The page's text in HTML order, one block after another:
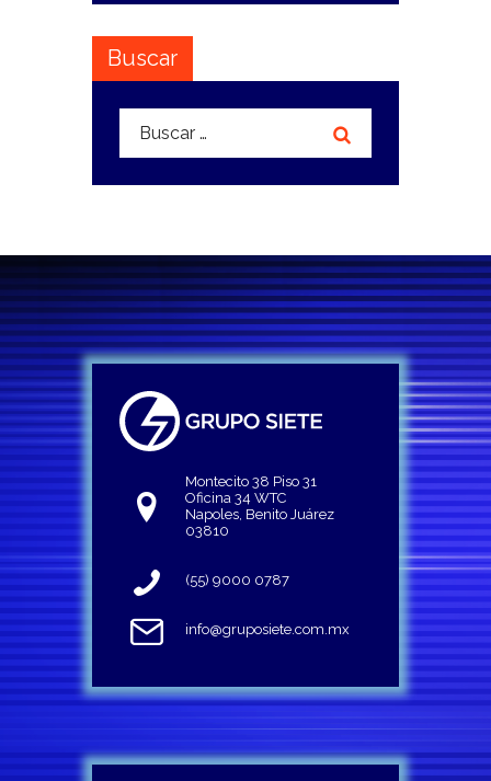
Buscar
Buscar:
Montecito 38 Piso 31
Oficina 34 WTC
Napoles, Benito Juárez
03810
(55) 9000 0787
info@gruposiete.com.mx